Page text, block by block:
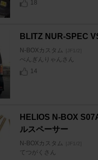
18
BLITZ NUR-SPEC
N-BOXカスタム [JF1/2]
ぺんぎんりゃんさん
14
HELIOS N-BOX
ルスペーサー
N-BOXカスタム [JF1/2]
てつがくさん